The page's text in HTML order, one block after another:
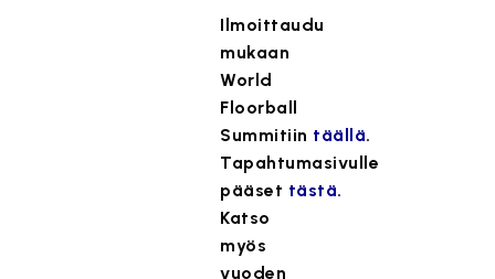
Ilmoittaudu
mukaan
World
Floorball
Summitiin täällä.
Tapahtumasivulle
pääset tästä.
Katso
myös
vuoden